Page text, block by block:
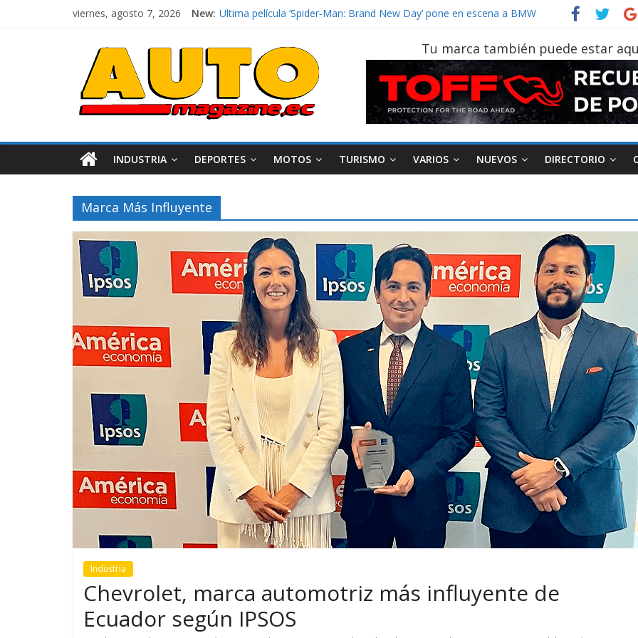
viernes, agosto 7, 2026 New: El costo de tener un vehículo gana protagonismo a la hora de decidir
¿Qué puede pasar con tu vehículo si permanece varios días sin usar?
La Vuelta al Ecuador 2026, edición 47ª, recorre 7 provincias en 8 días
La FEDAK recibe 12 Sinotruk Bolden para cubrir las rutas de La Vuelta
Tu marca también puede estar
INDUSTRIA DEPORTES MOTOS TURISMO VARIOS NUEVOS DIRECTORIO
Marca Más Influyente
Industria
Chevrolet, marca automotriz más influyente de
Ecuador según IPSOS
Movilidad Varios
GM reafirma su
compromiso con movilidad
más segura y conectada
Movilidad Turismo Varios
¿Qué puede pasar con tu
vehículo si permanece
varios días sin usar?
AEADE Industria Motociclismo
Movilidad
Campaña busca cambiar
destino de los
en la región